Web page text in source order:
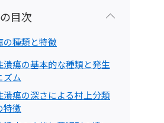
目次
の種類と特徴
潰瘍の基本的な種類と発生
ズム
潰瘍の深さによる村上分類
特徴